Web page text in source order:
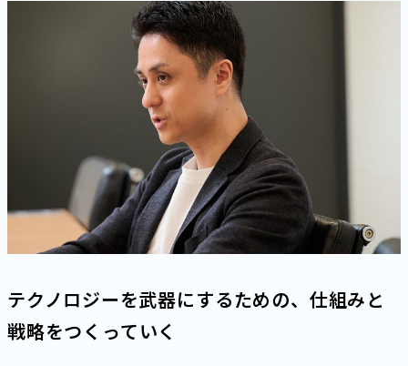
テクノロジーを武器にするための、仕組みと
戦略をつくっていく